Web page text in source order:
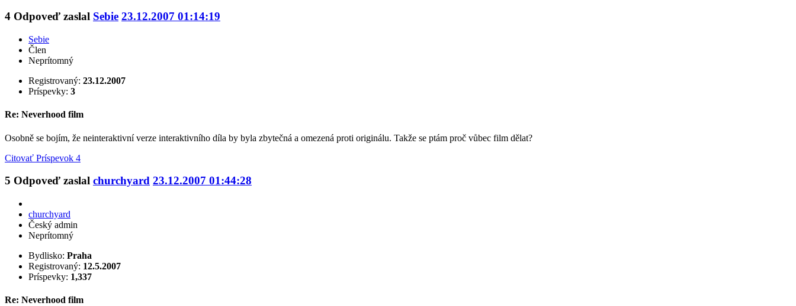
4 Odpoveď zaslal Sebie 23.12.2007 01:14:19
Sebie
Člen
Neprítomný
Registrovaný: 23.12.2007
Príspevky: 3
Re: Neverhood film
Osobně se bojím, že neinteraktivní verze interaktivního díla by byla zbytečná a omezená proti originálu. Takže se ptám proč vůbec film dělat?
Citovať Príspevok 4
5 Odpoveď zaslal churchyard 23.12.2007 01:44:28
churchyard
Český admin
Neprítomný
Bydlisko: Praha
Registrovaný: 12.5.2007
Príspevky: 1,337
Re: Neverhood film